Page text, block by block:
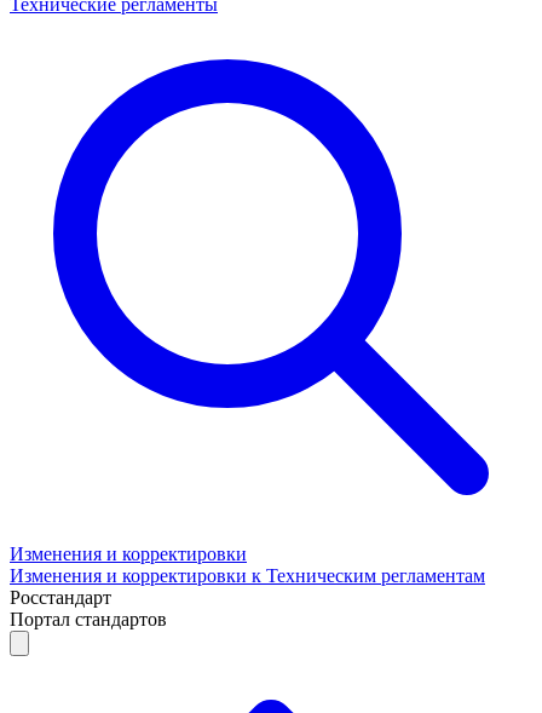
Технические регламенты
Изменения и корректировки
Изменения и корректировки к Техническим регламентам
Росстандарт
Портал стандартов